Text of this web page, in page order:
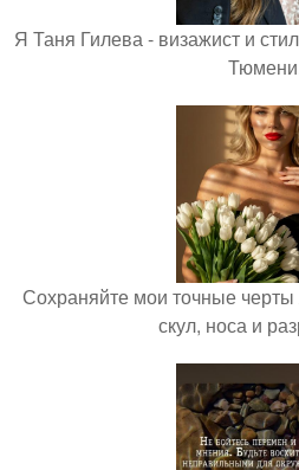
Я Таня Гилева - визажист и
Сохраняйте мои точные
скул, носа и